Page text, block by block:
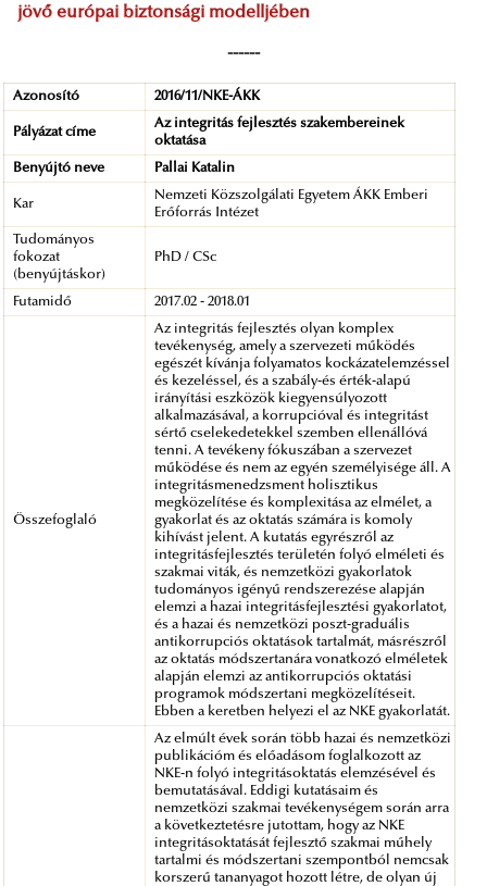
jövő európai biztonsági modelljében
------
Azonosító 2016/11/NKE-ÁKK
Pályázat címe
Az integritás fejlesztés szakembereinek
oktatása
Benyújtó neve Pallai Katalin
Kar
Nemzeti Közszolgálati Egyetem ÁKK Emberi
Erőforrás Intézet
Tudományos
fokozat
(benyújtáskor)
PhD / CSc
Futamidő 2017.02 - 2018.01
Összefoglaló
Az integritás fejlesztés olyan komplex
tevékenység, amely a szervezeti működés
egészét kívánja folyamatos kockázatelemzéssel
és kezeléssel, és a szabály-és érték-alapú
irányítási eszközök kiegyensúlyozott
alkalmazásával, a korrupcióval és integritást
sértő cselekedetekkel szemben ellenállóvá
tenni. A tevékeny fókuszában a szervezet
működése és nem az egyén személyisége áll. A
integritásmenedzsment holisztikus
megközelítése és komplexitása az elmélet, a
gyakorlat és az oktatás számára is komoly
kihívást jelent. A kutatás egyrészről az
integritásfejlesztés területén folyó elméleti és
szakmai viták, és nemzetközi gyakorlatok
tudományos igényű rendszerezése alapján
elemzi a hazai integritásfejlesztési gyakorlatot,
és a hazai és nemzetközi poszt-graduális
antikorrupciós oktatások tartalmát, másrészről
az oktatás módszertanára vonatkozó elméletek
alapján elemzi az antikorrupciós oktatási
programok módszertani megközelítéseit.
Ebben a keretben helyezi el az NKE gyakorlatát.
Az elmúlt évek során több hazai és nemzetközi
publikációm és előadásom foglalkozott az
NKE-n folyó integritásoktatás elemzésével és
bemutatásával. Eddigi kutatásaim és
nemzetközi szakmai tevékenységem során arra
a következtetésre jutottam, hogy az NKE
integritásoktatását fejlesztő szakmai műhely
tartalmi és módszertani szempontból nemcsak
korszerű tananyagot hozott létre, de olyan új